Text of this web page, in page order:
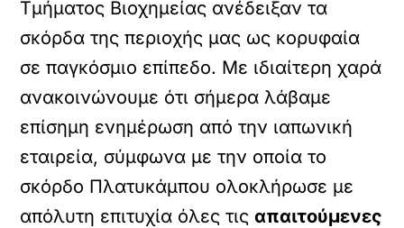
Τμήματος Βιοχημείας ανέδειξαν τα
σκόρδα της περιοχής μας ως κορυφαία
σε παγκόσμιο επίπεδο. Με ιδιαίτερη χαρά
ανακοινώνουμε ότι σήμερα λάβαμε
επίσημη ενημέρωση από την ιαπωνική
εταιρεία, σύμφωνα με την οποία το
σκόρδο Πλατυκάμπου ολοκλήρωσε με
απόλυτη επιτυχία όλες τιςαπαιτούμενες